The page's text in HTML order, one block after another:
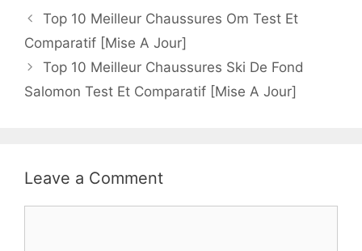
Top 10 Meilleur Chaussures Om Test Et
Comparatif [Mise A Jour]
Top 10 Meilleur Chaussures Ski De Fond
Salomon Test Et Comparatif [Mise A Jour]
Leave a Comment